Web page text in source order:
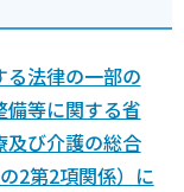
る法律の一部の
等に関する省
及び介護の総合
2第2項関係）に